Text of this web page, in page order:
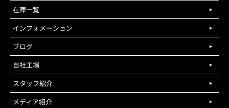
在庫一覧
インフォメーション
ブログ
自社工場
スタッフ紹介
メディア紹介